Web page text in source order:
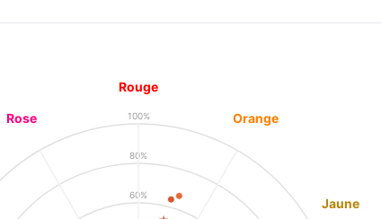
60%
80%
100%
Rouge
Orange
Jaune
Rose